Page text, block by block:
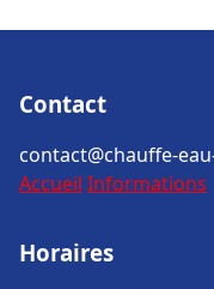
Contact
contact@chauffe-
Accueil Informations
Horaires